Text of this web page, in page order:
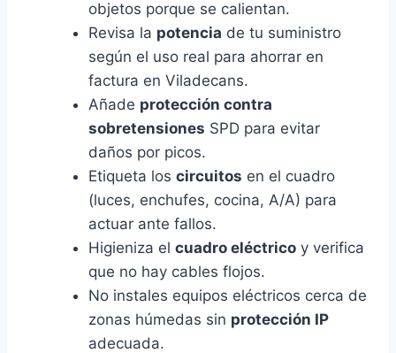
objetos porque se calientan.
Revisa la potencia de tu suministro
según el uso real para ahorrar en
factura en Viladecans.
Añade protección contra
sobretensiones SPD para evitar
daños por picos.
Etiqueta los circuitos en el cuadro
(luces, enchufes, cocina, A/A) para
actuar ante fallos.
Higieniza el cuadro eléctrico y verifica
que no hay cables flojos.
No instales equipos eléctricos cerca de
zonas húmedas sin protección IP
adecuada.